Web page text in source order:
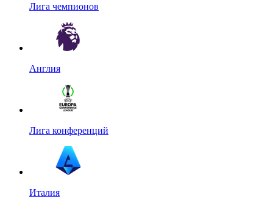
Лига чемпионов
Англия
Лига конференций
Италия